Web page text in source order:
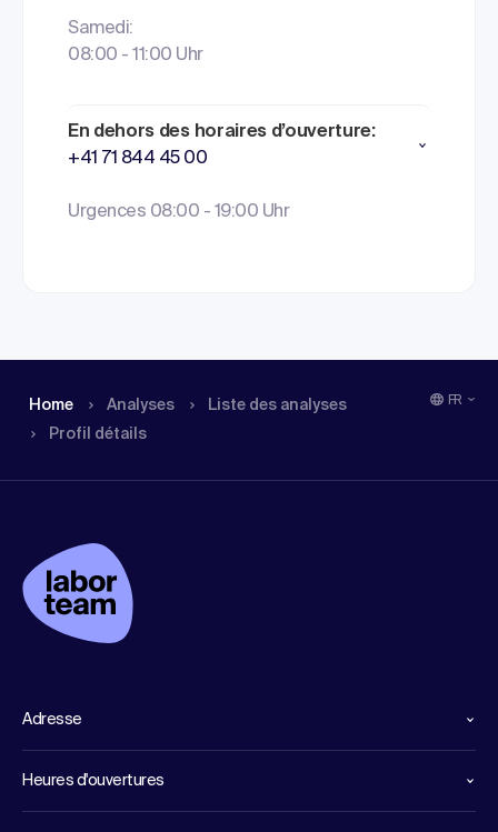
Samedi:
08:00 - 11:00 Uhr
En dehors des horaires d’ouverture:
+41 71 844 45 00
Urgences 08:00 - 19:00 Uhr
Home Analyses
Liste des analyses
Profil détails
FR
Adresse
Heures d'ouvertures